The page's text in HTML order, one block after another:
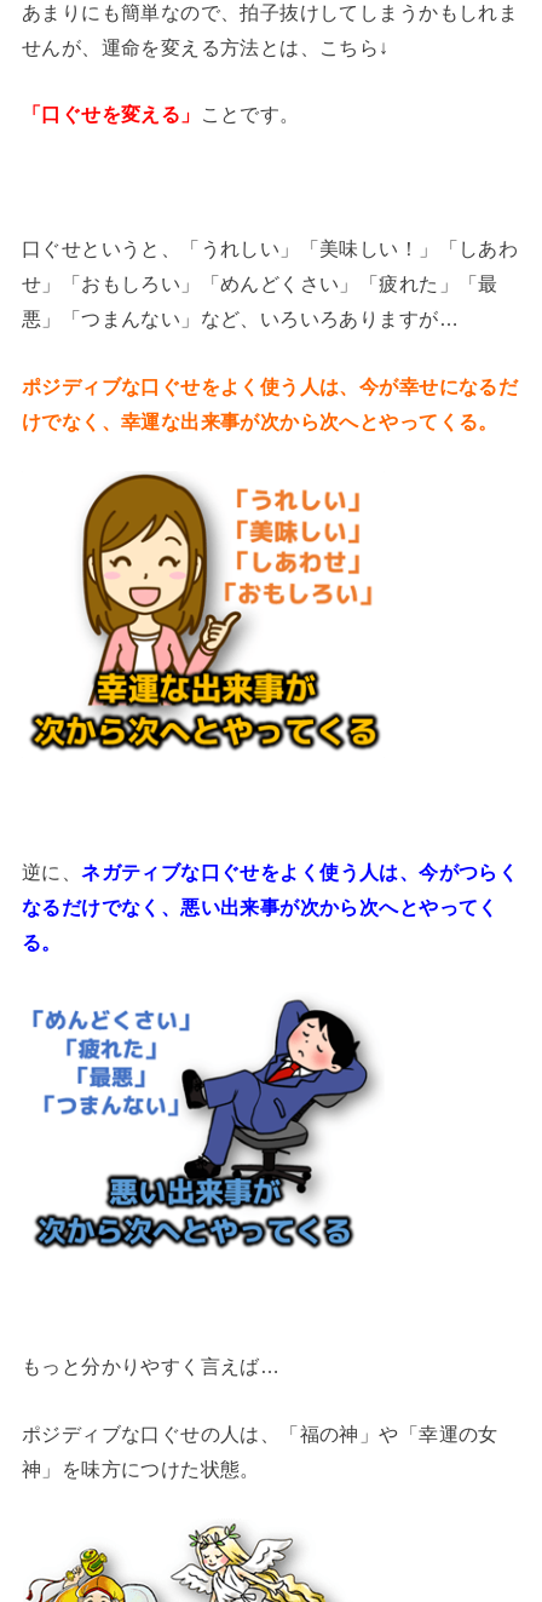
あまりにも簡単なので、拍子抜けしてしまうかもしれま
せんが、運命を変える方法とは、こちら↓
「口ぐせを変える」 ことです。
口ぐせというと、「うれしい」「美味しい！」「しあわ
せ」「おもしろい」「めんどくさい」「疲れた」「最
悪」「つまんない」など、いろいろありますが…
ポジディブな口ぐせをよく使う人は、今が幸せになるだ
けでなく、幸運な出来事が次から次へとやってくる。
逆に、ネガティブな口ぐせをよく使う人は、今がつらく
なるだけでなく、悪い出来事が次から次へとやってく
る。
もっと分かりやすく言えば…
ポジディブな口ぐせの人は、「福の神」や「幸運の女
神」を味方につけた状態。